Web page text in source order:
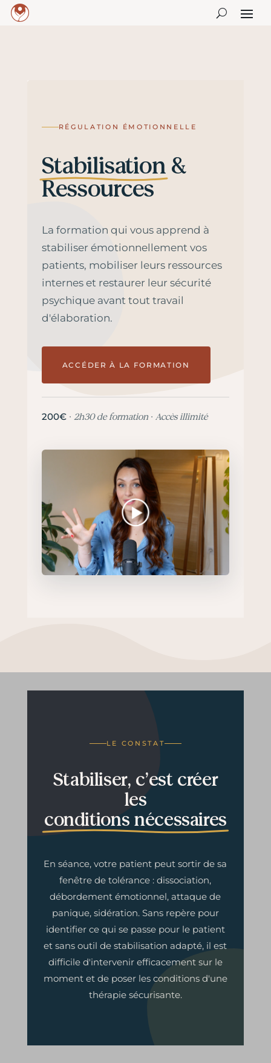
RÉGULATION ÉMOTIONNELLE
Stabilisation&
Ressources
La formation qui vous apprend à
stabiliser émotionnellement vos
patients, mobiliser leurs ressources
internes et restaurer leur sécurité
psychique avant tout travail
d'élaboration.
ACCÉDER À LA FORMATION
200€· 2h30 de formation · Accès illimité
LE CONSTAT
Stabiliser, c’est créer
les
conditions nécessaires
En séance, votre patient peut sortir de sa
fenêtre de tolérance : dissociation,
débordement émotionnel, attaque de
panique, sidération. Sans repère pour
identifier ce qui se passe pour le patient
et sans outil de stabilisation adapté, il est
difficile d'intervenir efficacement sur le
moment et de poser les conditions d'une
thérapie sécurisante.